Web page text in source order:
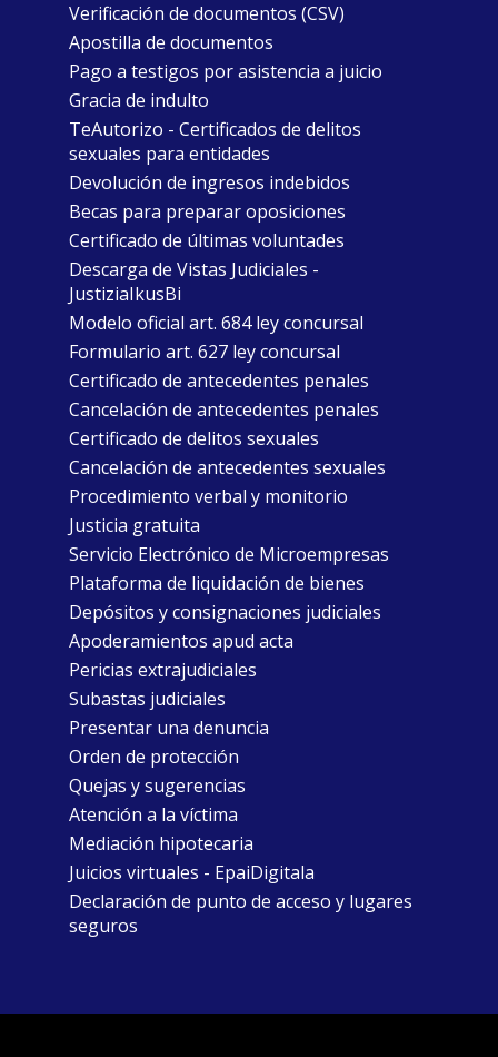
Verificación de documentos (CSV)
Apostilla de documentos
Pago a testigos por asistencia a juicio
Gracia de indulto
TeAutorizo - Certificados de delitos
sexuales para entidades
Devolución de ingresos indebidos
Becas para preparar oposiciones
Certificado de últimas voluntades
Descarga de Vistas Judiciales -
JustiziaIkusBi
Modelo oficial art. 684 ley concursal
Formulario art. 627 ley concursal
Certificado de antecedentes penales
Cancelación de antecedentes penales
Certificado de delitos sexuales
Cancelación de antecedentes sexuales
Procedimiento verbal y monitorio
Justicia gratuita
Servicio Electrónico de Microempresas
Plataforma de liquidación de bienes
Depósitos y consignaciones judiciales
Apoderamientos apud acta
Pericias extrajudiciales
Subastas judiciales
Presentar una denuncia
Orden de protección
Quejas y sugerencias
Atención a la víctima
Mediación hipotecaria
Juicios virtuales - EpaiDigitala
Declaración de punto de acceso y lugares
seguros